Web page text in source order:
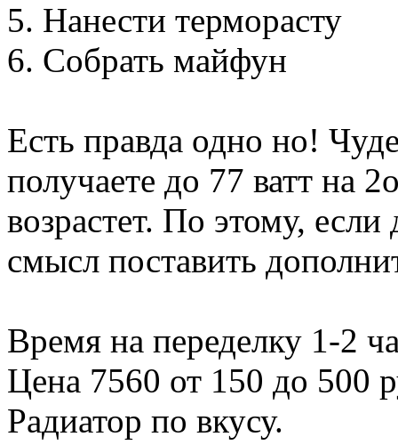
5. Нанести терморасту
6. Собрать майфун
Есть правда одно но!
получаете до 77 ватт на
возрастет. По этому,
смысл поставить
Время на переделку 1-2
Цена 7560 от 150 до 500
Радиатор по вкусу.